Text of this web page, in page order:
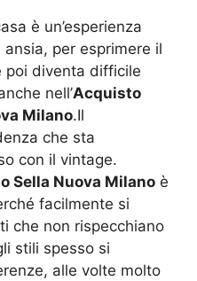
è un’esperienza
per esprimere il
poi diventa difficile
nell’Acquisto
Milano.Il
che sta
con il vintage.
Sella Nuova Milano è
facilmente si
che non rispecchiano
stili spesso si
alle volte molto